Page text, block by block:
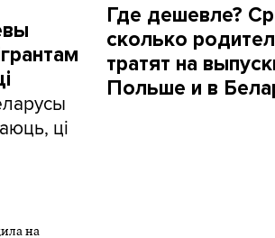
ці
Где дешевле?
сколько
тратят на
Польше и в